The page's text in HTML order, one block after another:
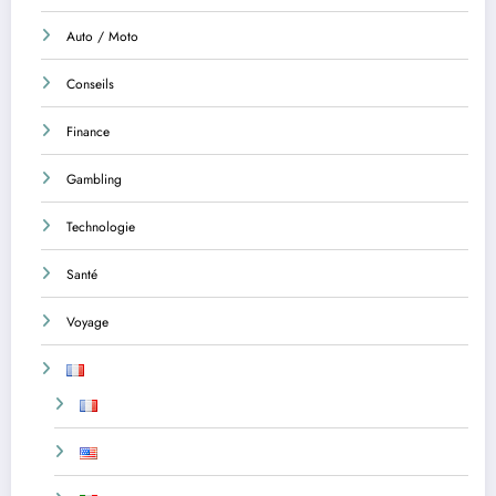
Auto / Moto
Conseils
Finance
Gambling
Technologie
Santé
Voyage